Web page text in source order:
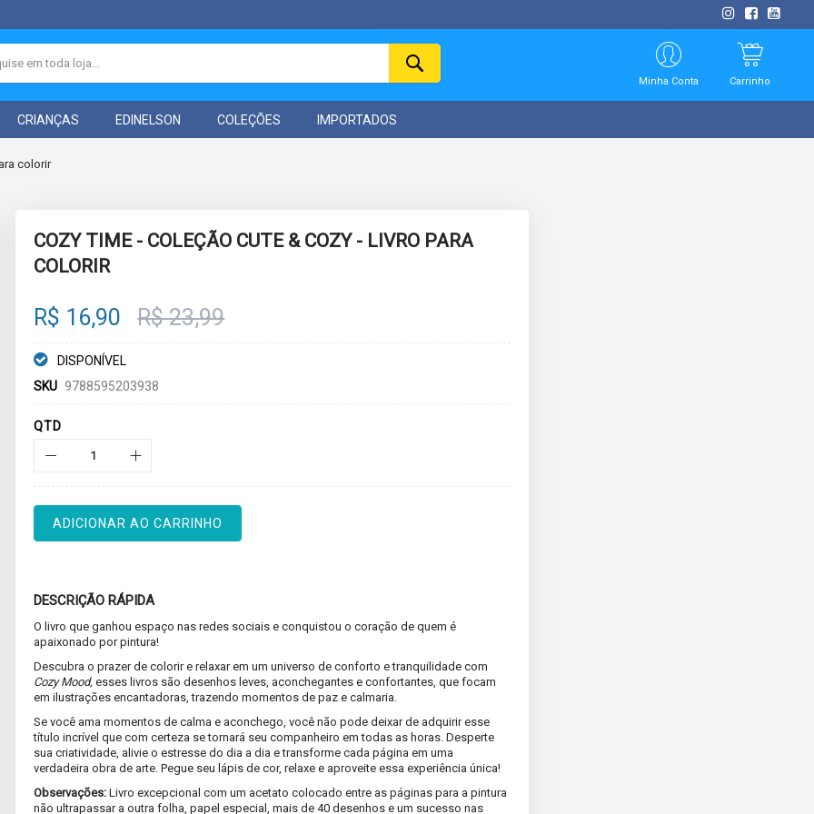
Minha Conta Carrinho
CRIANÇAS EDINELSON COLEÇÕES IMPORTADOS
colorir
COZY TIME - COLEÇÃO CUTE & COZY - LIVRO PARA
COLORIR
R$ 16,90 R$ 23,99
DISPONÍVEL
SKU 9788595203938
QTD
ADICIONAR AO CARRINHO
DESCRIÇÃO RÁPIDA
O livro que ganhou espaço nas redes sociais e conquistou o coração de quem é
apaixonado por pintura!
Descubra o prazer de colorir e relaxar em um universo de conforto e tranquilidade com
Cozy Mood,esses livros são desenhos leves, aconchegantes e confortantes, que focam
em ilustrações encantadoras, trazendo momentos de paz e calmaria.
Se você ama momentos de calma e aconchego, você não pode deixar de adquirir esse
título incrível que com certeza se tornará seu companheiro em todas as horas. Desperte
sua criatividade, alivie o estresse do dia a dia e transforme cada página em uma
verdadeira obra de arte. Pegue seu lápis de cor, relaxe e aproveite essa experiência única!
Observações:Livro excepcional com um acetato colocado entre as páginas para a pintura
não ultrapassar a outra folha, papel especial, mais de 40 desenhos e um sucesso nas